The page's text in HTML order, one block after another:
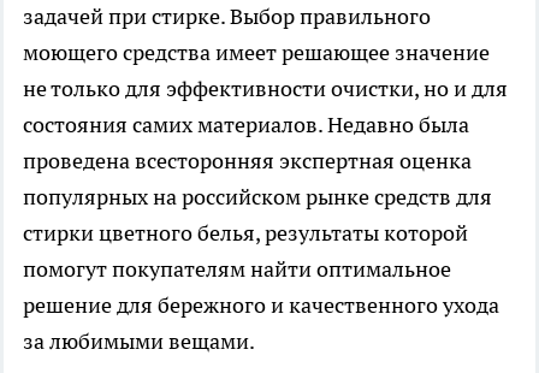
задачей при стирке. Выбор правильного
моющего средства имеет решающее значение
не только для эффективности очистки, но и для
состояния самих материалов. Недавно была
проведена всесторонняя экспертная оценка
популярных на российском рынке средств для
стирки цветного белья, результаты которой
помогут покупателям найти оптимальное
решение для бережного и качественного ухода
за любимыми вещами.